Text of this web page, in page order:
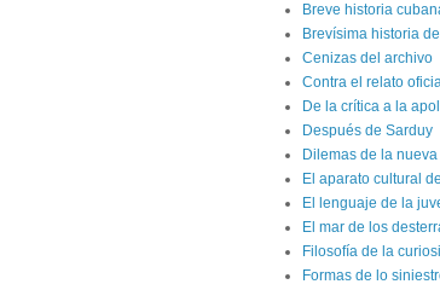
Breve historia
Brevísima historia
Cenizas del archivo
Contra el relato
De la crítica a la
Después de Sarduy
Dilemas de la
El aparato cultural
El lenguaje de la
El mar de los
Filosofía de la
Formas de lo